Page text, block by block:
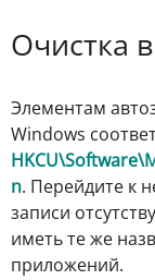
Очистка
Элементам
Windows
n. Перейдите к
записи
иметь те же
приложений.